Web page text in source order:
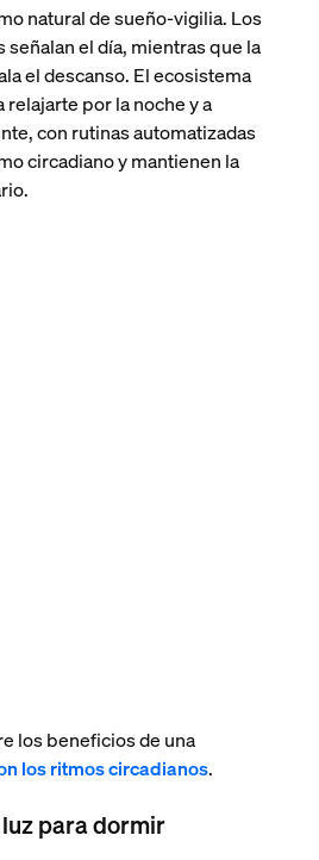
natural de sueño-vigilia. Los
el día, mientras que la
el descanso. El ecosistema
relajarte por la noche y a
con rutinas automatizadas
circadiano y mantienen la
los beneficios de una
los ritmos circadianos.
para dormir